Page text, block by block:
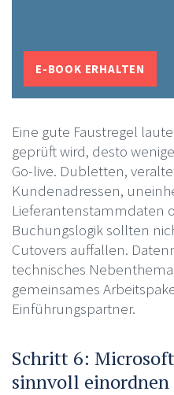
E-BOOK ERHALTEN
Eine gute Faustregel
geprüft wird, desto
Go-live. Dubletten,
Kundenadressen,
Lieferantenstammdaten
Buchungslogik sollten
Cutovers auffallen.
technisches
gemeinsames
Einführungspartner.
Schritt 6:
sinnvoll einordnen